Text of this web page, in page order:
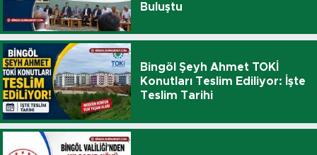
Buluştu
Bingöl Şeyh Ahmet TOKİ
Konutları Teslim Ediliyor: İşte
Teslim Tarihi